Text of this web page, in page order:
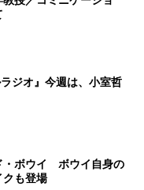
ジオ』今週は、小室哲
・ボウイ ボウイ自身の
クも登場